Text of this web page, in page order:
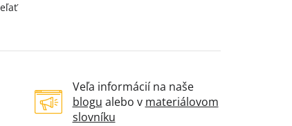
Veľa informácií na naše
blogu alebo v materiálovom
slovníku